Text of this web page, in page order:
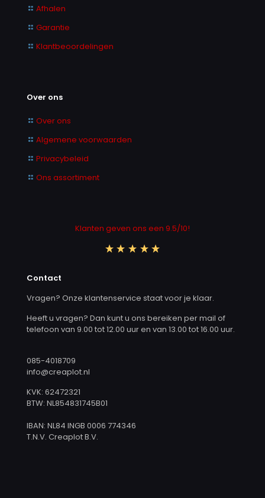
Afhalen
Garantie
Klantbeoordelingen
Over ons
Over ons
Algemene voorwaarden
Privacybeleid
Ons assortiment
Klanten geven ons een 9.5/10!
Contact
Vragen? Onze klantenservice staat voor je klaar.
Heeft u vragen? Dan kunt u ons bereiken per mail of
telefoon van 9.00 tot 12.00 uur en van 13.00 tot 16.00 uur.
085-4018709
info@creaplot.nl
KVK: 62472321
BTW: NL854831745B01
IBAN: NL84 INGB 0006 774346
T.N.V. Creaplot B.V.